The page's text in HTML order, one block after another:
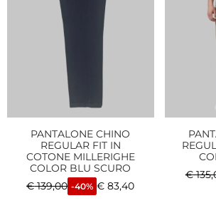
PANTALONE CHINO
REGULAR FIT IN
COTONE MILLERIGHE
COLOR BLU SCURO
€139,00 -40% € 83,40
€